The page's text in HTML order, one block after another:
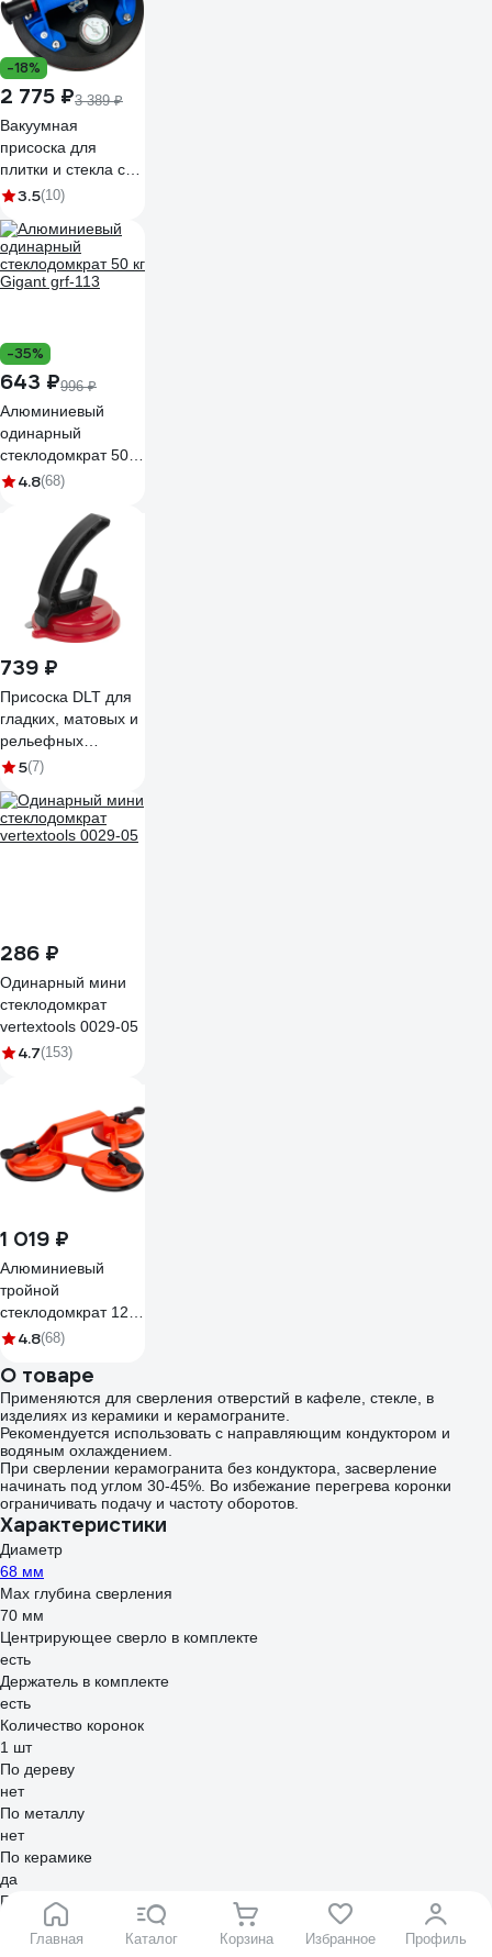
Главная Каталог Корзина Избранное Профиль
-18%
2 775 ₽3 389 ₽
Вакуумная
присоска для
плитки и стекла с
манометром
0017-02-02
3.5(10)
-35%
643 ₽996 ₽
Алюминиевый
одинарный
стеклодомкрат 50 кг
Gigant grf-113
4.8(68)
739 ₽
Присоска DLT для
гладких, матовых и
рельефных
поверхностей, O
до 30кг 2609
5(7)
286 ₽
Одинарный мини
стеклодомкрат
vertextools 0029-05
4.7(153)
1 019 ₽
Алюминиевый
тройной
стеклодомкрат 120
кг Gigant grf-116
4.8(68)
О товаре
Применяются для сверления отверстий в кафеле, стекле, в
изделиях из керамики и керамограните.
Рекомендуется использовать с направляющим кондуктором и
водяным охлаждением.
При сверлении керамогранита без кондуктора, засверление
начинать под углом 30-45%. Во избежание перегрева коронки
ограничивать подачу и частоту оборотов.
Характеристики
Диаметр
68 мм
Max глубина сверления
70 мм
Центрирующее сверло в комплекте
есть
Держатель в комплекте
есть
Количество коронок
1 шт
По дереву
нет
По металлу
нет
По керамике
да
По стеклу
По пластику